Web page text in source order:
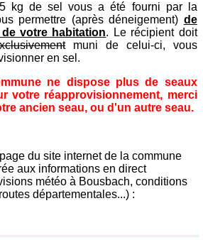
kg de sel vous a été fourni par la
permettre (après déneigement) de
votre habitation. Le récipient doit
muni de celui-ci, vous
en sel.
ne dispose plus de seaux
votre réapprovisionnement, merci
ancien seau, ou d'un autre seau.
du site internet de la commune
aux informations en direct
météo à Bousbach, conditions
départementales...) :